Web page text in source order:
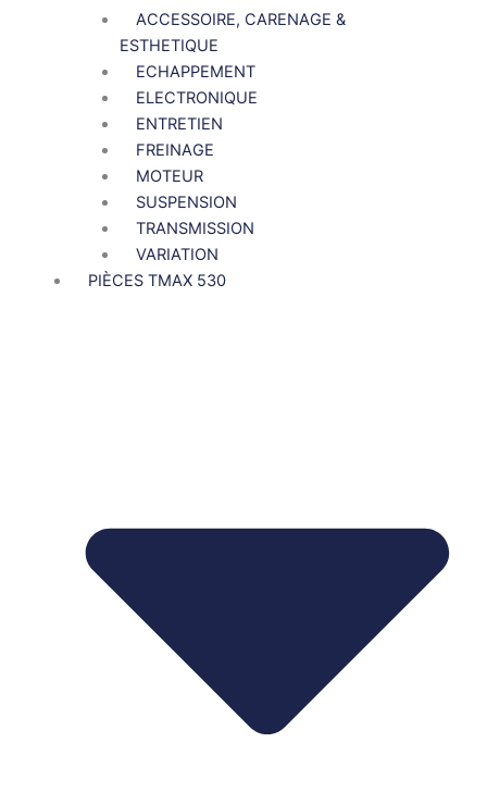
ACCESSOIRE, CARENAGE &
ESTHETIQUE
ECHAPPEMENT
ELECTRONIQUE
ENTRETIEN
FREINAGE
MOTEUR
SUSPENSION
TRANSMISSION
VARIATION
PIÈCES TMAX 530